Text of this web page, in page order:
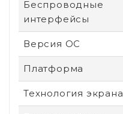
Беспроводные
интерфейсы
Версия ОС
Платформа
Технология экрана